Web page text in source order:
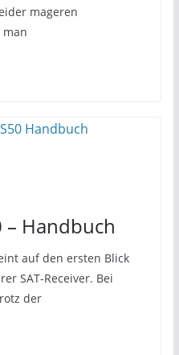
mageren
– Handbuch
auf den ersten Blick
SAT-Receiver. Bei
der